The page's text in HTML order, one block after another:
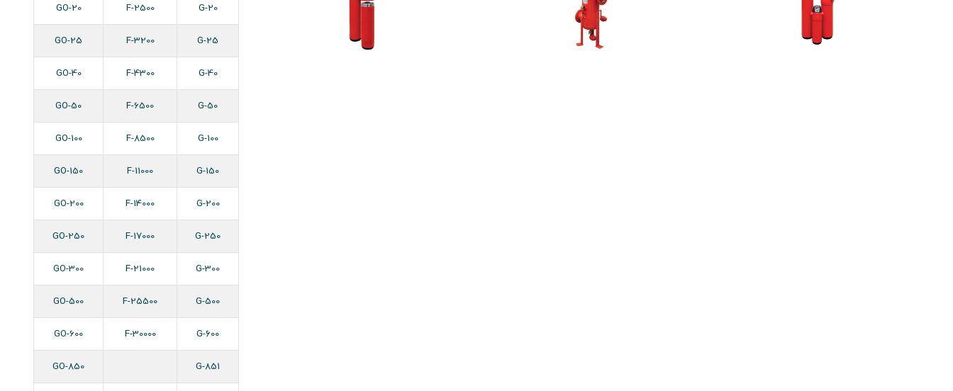
G-20
F-2500
GO-20
G-25
F-3200
GO-25
G-40
F-4300
GO-40
G-50
F-6500
GO-50
G-100
F-8500
GO-100
G-150
F-11000
GO-150
G-200
F-14000
GO-200
G-250
F-17000
GO-250
G-300
F-21000
GO-300
G-500
F-25500
GO-500
G-۶00 F-30000
GO-600
G-851
GO-850